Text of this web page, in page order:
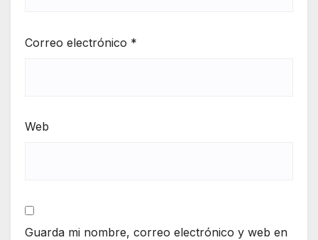
Correo electrónico *
Web
Guarda mi nombre, correo electrónico y web en